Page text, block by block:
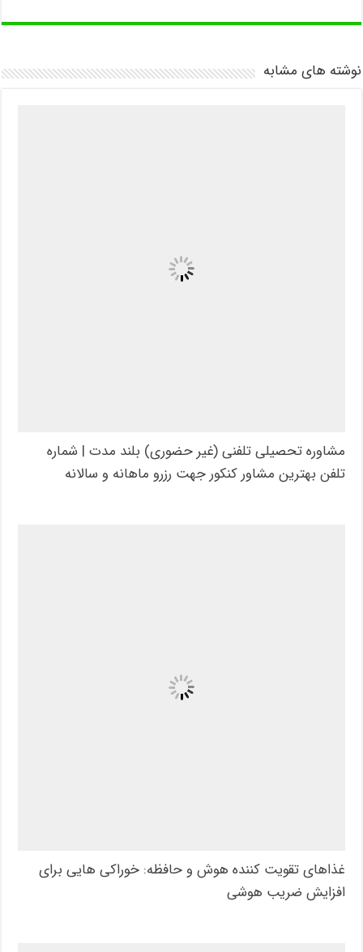
نوشته های مشابه
مشاوره تحصیلی تلفنی (غیر حضوری) بلند مدت | شماره
تلفن بهترین مشاور کنکور جهت رزرو ماهانه و سالانه
غذاهای تقویت کننده هوش و حافظه: خوراکی هایی برای
افزایش ضریب هوشی